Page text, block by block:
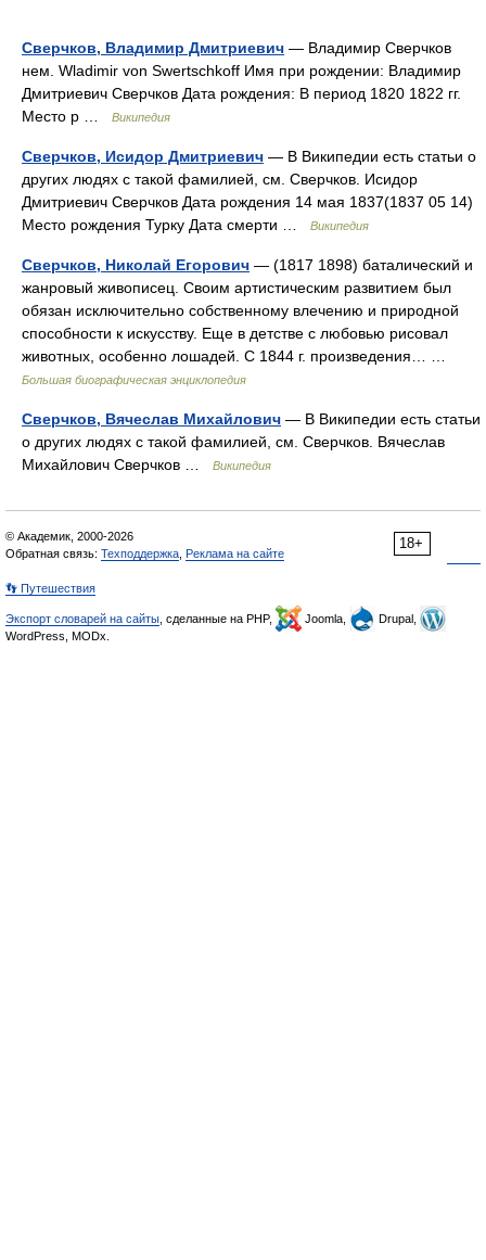
Сверчков, Владимир Дмитриевич — Владимир Сверчков
нем. Wladimir von Swertschkoff Имя при рождении: Владимир
Дмитриевич Сверчков Дата рождения: В период 1820 1822 гг.
Место р …
Википедия
Сверчков, Исидор Дмитриевич — В Википедии есть статьи о
других людях с такой фамилией, см. Сверчков. Исидор
Дмитриевич Сверчков Дата рождения 14 мая 1837(1837 05 14)
Место рождения Турку Дата смерти …
Википедия
Сверчков, Николай Егорович — (1817 1898) баталический и
жанровый живописец. Своим артистическим развитием был
обязан исключительно собственному влечению и природной
способности к искусству. Еще в детстве с любовью рисовал
животных, особенно лошадей. С 1844 г. произведения… …
Большая биографическая энциклопедия
Сверчков, Вячеслав Михайлович — В Википедии есть статьи
о других людях с такой фамилией, см. Сверчков. Вячеслав
Михайлович Сверчков …
Википедия
18+
© Академик, 2000-2026
Обратная связь: Техподдержка Реклама на сайте
👣 Путешествия
Экспорт словарей на сайты , сделанные на PHP, Joomla,
Drupal,
WordPress, MODx.